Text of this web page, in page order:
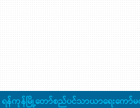
ရန်ကုန်မြို့တော်စည်ပင်သာယာရေးကော်